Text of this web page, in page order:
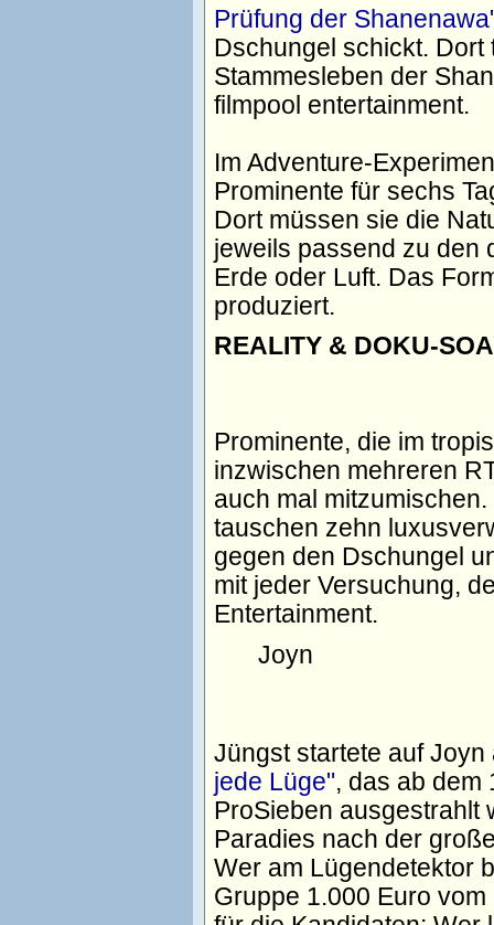
Prüfung der
Dschungel schickt.
Stammesleben der
filmpool entertainment.
Im Adventure-
Prominente für sechs
Dort müssen sie die
jeweils passend zu den
Erde oder Luft. Das
produziert.
REALITY & DOKU-
Prominente, die im
inzwischen mehreren
auch mal
tauschen zehn
gegen den Dschungel
mit jeder Versuchung,
Entertainment.
Joyn
Jüngst startete auf
jede Lüge", das ab dem
ProSieben ausgestrahlt
Paradies nach der
Wer am Lügendetektor
Gruppe 1.000 Euro